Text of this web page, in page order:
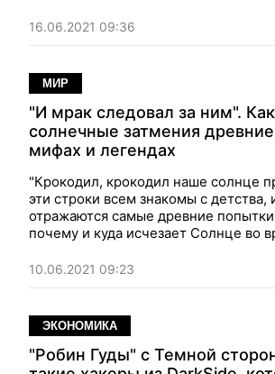
якобы нарушает.
16.06.2021 09:36
МИР
"И мрак следовал за ним".
солнечные затмения
мифах и легендах
"Крокодил, крокодил наше солнце
эти строки всем знакомы с детства,
отражаются самые древние попытки
почему и куда исчезает Солнце во
иных чудовищах. Есть и более
10.06.2021 09:23
ЭКОНОМИКА
"Робин Гуды" с Темной